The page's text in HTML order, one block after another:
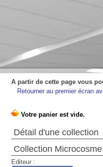
A partir de cette page vous
Retourner au premier écran
Détail d'une collection
Collection
Editeur :